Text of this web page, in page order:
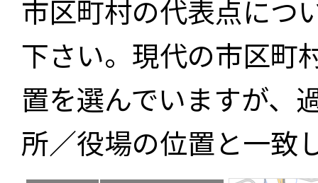
市区町村の代表点につ
下さい。現代の市区町
置を選んでいますが、
所／役場の位置と一致